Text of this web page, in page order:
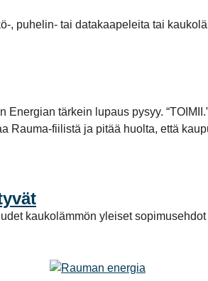
puhelin- tai datakaapeleita tai
tärkein lupaus pysyy.
Rauma-fiilistä ja pitää huolta, että
kaukolämmön yleiset